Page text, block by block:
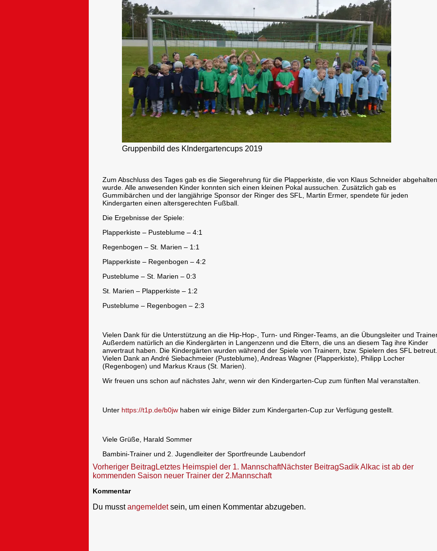
Gruppenbild des KIndergartencups 2019
Zum Abschluss des Tages gab es die Siegerehrung für die Plapperkiste, die von Klaus Schneider abgehalten
wurde. Alle anwesenden Kinder konnten sich einen kleinen Pokal aussuchen. Zusätzlich gab es
Gummibärchen und der langjährige Sponsor der Ringer des SFL, Martin Ermer, spendete für jeden
Kindergarten einen altersgerechten Fußball.
Die Ergebnisse der Spiele:
Plapperkiste – Pusteblume – 4:1
Regenbogen – St. Marien – 1:1
Plapperkiste – Regenbogen – 4:2
Pusteblume – St. Marien – 0:3
St. Marien – Plapperkiste – 1:2
Pusteblume – Regenbogen – 2:3
Vielen Dank für die Unterstützung an die Hip-Hop-, Turn- und Ringer-Teams, an die Übungsleiter und
Außerdem natürlich an die Kindergärten in Langenzenn und die Eltern, die uns an diesem Tag ihre Kinder
anvertraut haben. Die Kindergärten wurden während der Spiele von Trainern, bzw. Spielern des SFL betreut.
Vielen Dank an André Siebachmeier (Pusteblume), Andreas Wagner (Plapperkiste), Philipp Locher
(Regenbogen) und Markus Kraus (St. Marien).
Wir freuen uns schon auf nächstes Jahr, wenn wir den Kindergarten-Cup zum fünften Mal veranstalten.
Unter https://t1p.de/b0jw haben wir einige Bilder zum Kindergarten-Cup zur Verfügung gestellt.
Viele Grüße, Harald Sommer
Bambini-Trainer und 2. Jugendleiter der Sportfreunde Laubendorf
Beitragsnavigation
Vorheriger Beitrag Letztes Heimspiel der 1. MannschaftNächster BeitragSadik Alkac ist ab der
kommenden Saison neuer Trainer der 2.Mannschaft
Kommentar
Du musstangemeldetsein, um einen Kommentar abzugeben.